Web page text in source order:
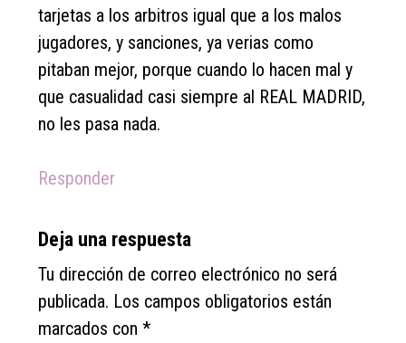
tarjetas a los arbitros igual que a los malos
jugadores, y sanciones, ya verias como
pitaban mejor, porque cuando lo hacen mal y
que casualidad casi siempre al REAL MADRID,
no les pasa nada.
Responder
Deja una respuesta
Tu dirección de correo electrónico no será
publicada. Los campos obligatorios están
marcados con*